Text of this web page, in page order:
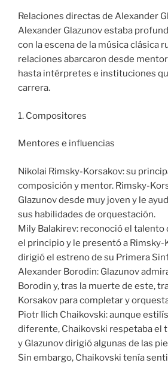
Relaciones directas de Alexander
Alexander Glazunov estaba
con la escena de la música clásica
relaciones abarcaron desde
hasta intérpretes e instituciones
carrera.
1. Compositores
Mentores e influencias
Nikolai Rimsky-Korsakov: su
composición y mentor. Rimsky-
Glazunov desde muy joven y le
sus habilidades de orquestación.
Mily Balakirev: reconoció el talento
el principio y le presentó a Rimsky-
dirigió el estreno de su Primera
Alexander Borodin: Glazunov
Borodin y, tras la muerte de este,
Korsakov para completar y
Piotr Ilich Chaikovski: aunque
diferente, Chaikovski respetaba el
y Glazunov dirigió algunas de las
Sin embargo, Chaikovski tenía